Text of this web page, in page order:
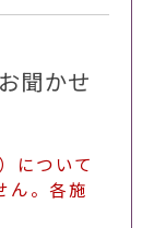
聞かせ
について
ん。各施